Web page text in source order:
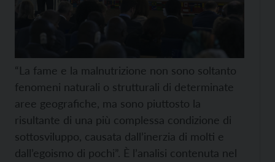
“La fame e la malnutrizione non sono soltanto
fenomeni naturali o strutturali di determinate
aree geografiche, ma sono piuttosto la
risultante di una più complessa condizione di
sottosviluppo, causata dall’inerzia di molti e
dall’egoismo di pochi”. È l’analisi contenuta nel